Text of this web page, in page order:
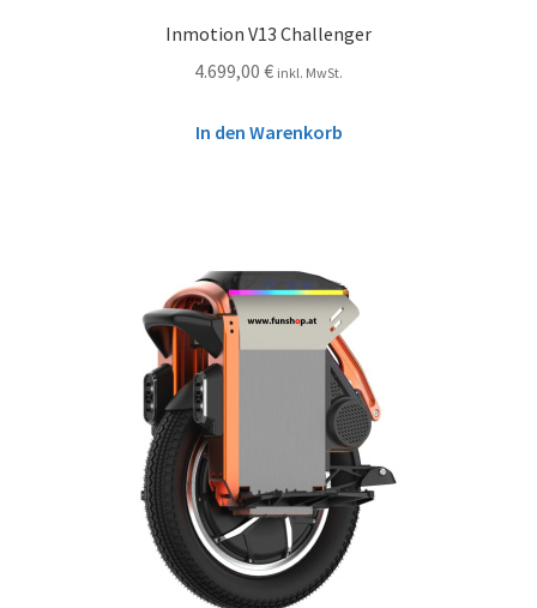
Inmotion V13 Challenger
4.699,00 € inkl. MwSt.
In den Warenkorb